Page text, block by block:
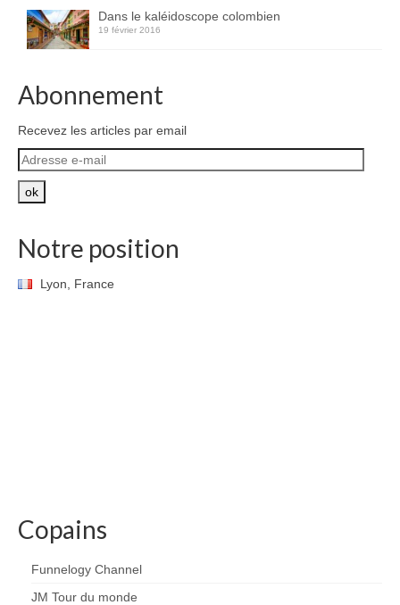
Dans le kaléidoscope colombien
19 février 2016
Abonnement
Recevez les articles par email
Adresse
e-
mail
ok
Notre position
Lyon, France
Copains
Funnelogy Channel
JM Tour du monde